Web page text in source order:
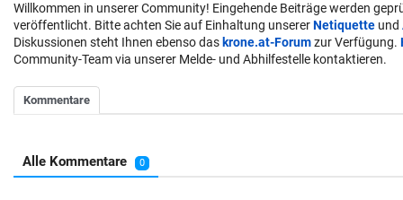
Willkommen in unserer Community! Eingehende Beiträge werden
veröffentlicht. Bitte achten Sie auf Einhaltung unsererNetiquette und
Diskussionen steht Ihnen ebenso das krone.at-Forumzur Verfügung.
Community-Team via unserer Melde- und Abhilfestelle kontaktieren.